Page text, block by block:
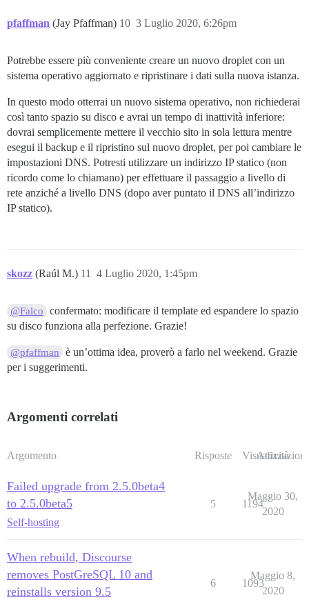
pfaffman (Jay Pfaffman) 3 Luglio 2020, 6:26pm
10
Potrebbe essere più conveniente creare un nuovo droplet con un
sistema operativo aggiornato e ripristinare i dati sulla nuova istanza.
In questo modo otterrai un nuovo sistema operativo, non richiederai
così tanto spazio su disco e avrai un tempo di inattività inferiore:
dovrai semplicemente mettere il vecchio sito in sola lettura mentre
esegui il backup e il ripristino sul nuovo droplet, per poi cambiare le
impostazioni DNS. Potresti utilizzare un indirizzo IP statico (non
ricordo come lo chiamano) per effettuare il passaggio a livello di
rete anziché a livello DNS (dopo aver puntato il DNS all’indirizzo
IP statico).
skozz (Raúl M.) 4 Luglio 2020, 1:45pm
11
@Falco
confermato: modificare il template ed espandere lo spazio
su disco funziona alla perfezione. Grazie!
@pfaffman
è un’ottima idea, proverò a farlo nel weekend. Grazie
per i suggerimenti.
Argomenti correlati
Argomento Risposte Visualizzazioni
Attività
Failed upgrade from 2.5.0beta4
to 2.5.0beta5
Self-hosting
5 1194
Maggio 30,
2020
When rebuild, Discourse
removes PostGreSQL 10 and
reinstalls version 9.5
6 1093
Maggio 8,
2020